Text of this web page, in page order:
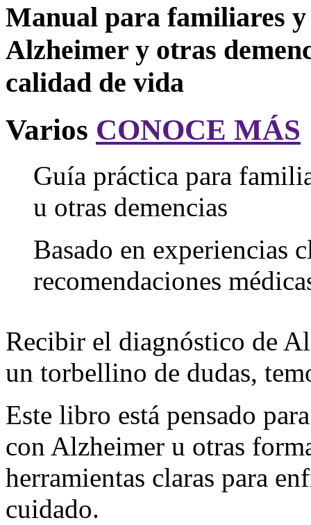
Manual para familiares y
Alzheimer y otras
calidad de vida
Varios CONOCE MÁS
Guía práctica para
u otras demencias
Basado en experiencias
recomendaciones
Recibir el diagnóstico de
un torbellino de dudas,
Este libro está pensado
con Alzheimer u otras
herramientas claras para
cuidado.